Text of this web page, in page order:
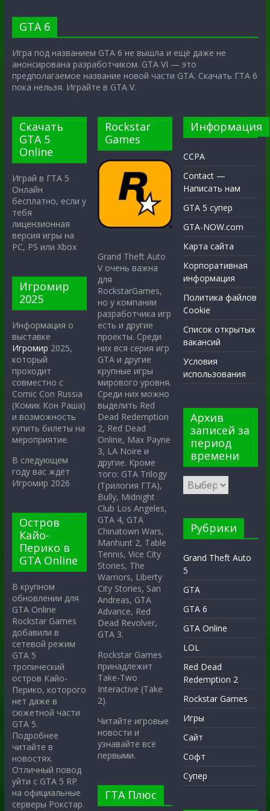
GTA 6
Игра под названием GTA 6 не вышла и ещё даже не
анонсирована разработчиком. GTA VI — это
предполагаемое название новой части GTA. Скачать ГТА 6
пока нельзя. Играйте в GTA V.
Скачать
GTA 5
Online
Играй в ГТА 5
Онлайн
бесплатно, если у
тебя
лицензионная
версия игры на
PC, PS или Xbox
Игромир
2025
Информация о
выставке
Игромир 2025,
который
проходит
совместно с
Comic Con Russia
(Комик Кон Раша)
и возможность
купить билеты на
мероприятие.
В следующем
году вас ждёт
Игромир 2026
Остров
Кайо-
Перико в
GTA Online
В крупном
обновлении для
GTA Online
Rockstar Games
добавили в
сетевой режим
GTA 5
тропический
остров Кайо-
Перико, которого
нет даже в
сюжетной части
GTA 5.
Подробнее
читайте в
новостях.
Отличный повод
уйти с GTA 5 RP
на официальные
серверы Рокстар.
Rockstar
Games
Grand Theft Auto
V очень важна
для
RockstarGames,
но у компании
разработчика игр
есть и другие
проекты. Среди
них вся серия игр
GTA и другие
крупные игры
мирового уровня.
Среди них можно
выделить Red
Dead Redemption
2, Red Dead
Online, Max Payne
3, LA Noire и
другие. Кроме
того: GTA Trilogy
(Трилогия ГТА),
Bully, Midnight
Club Los Angeles,
GTA 4, GTA
Chinatown Wars,
Manhunt 2, Table
Tennis, Vice City
Stories, The
Warriors, Liberty
City Stories, San
Andreas, GTA
Advance, Red
Dead Revolver,
GTA 3.
Rockstar Games
принадлежит
Take-Two
Interactive (Take
2).
Читайте игровые
новости и
узнавайте всё
первыми.
ГТА Плюс
Информация
CCPA
Contact —
Написать нам
GTA 5 супер
GTA-NOW.com
Карта сайта
Корпоративная
информация
Политика файлов
Cookie
Список открытых
вакансий
Условия
использования
Архив
записей за
период
времени
Рубрики
Grand Theft Auto
5
GTA
GTA 6
GTA Online
LOL
Red Dead
Redemption 2
Rockstar Games
Игры
Сайт
Софт
Супер